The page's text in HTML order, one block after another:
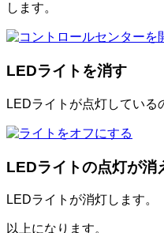
します。
LEDライトを消す
LEDライトが点灯している
LEDライトの点灯が消
LEDライトが消灯します。
以上になります。